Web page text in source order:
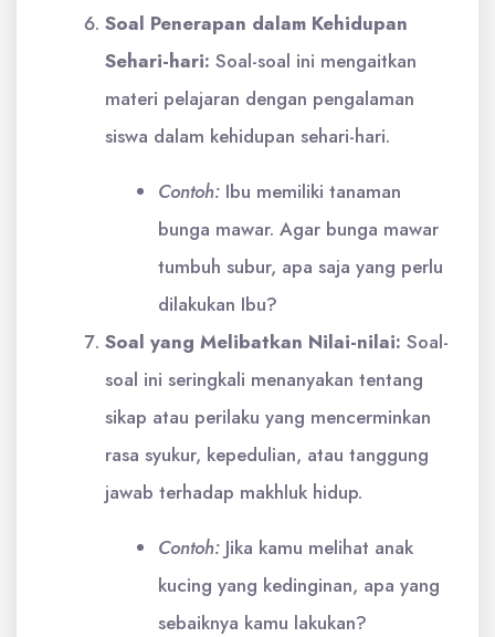
Soal Penerapan dalam Kehidupan
Sehari-hari: Soal-soal ini mengaitkan
materi pelajaran dengan pengalaman
siswa dalam kehidupan sehari-hari.
Contoh: Ibu memiliki tanaman
bunga mawar. Agar bunga mawar
tumbuh subur, apa saja yang perlu
dilakukan Ibu?
Soal yang Melibatkan Nilai-nilai: Soal-
soal ini seringkali menanyakan tentang
sikap atau perilaku yang mencerminkan
rasa syukur, kepedulian, atau tanggung
jawab terhadap makhluk hidup.
Contoh: Jika kamu melihat anak
kucing yang kedinginan, apa yang
sebaiknya kamu lakukan?